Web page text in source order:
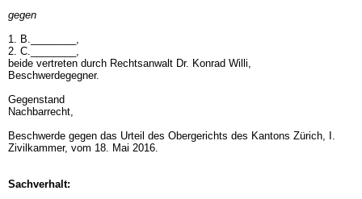
gegen
1. B.________,
2. C.________,
beide vertreten durch Rechtsanwalt Dr. Konrad Willi,
Beschwerdegegner.
Gegenstand
Nachbarrecht,
Beschwerde gegen das Urteil des Obergerichts des Kantons Zürich, I.
Zivilkammer, vom 18. Mai 2016.
Sachverhalt: